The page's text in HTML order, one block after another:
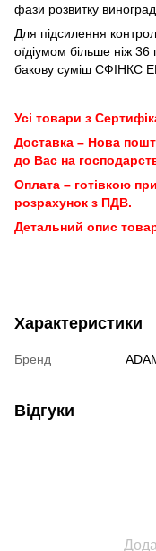
фази розвитку
Для підсилення
оїдіумом більше ніж
бакову суміш СФІНКС
Усі товари з
Доставка – Нова
до Вас на
Оплата – готівкою
розрахунок з ПДВ.
Детальний опис
Характеристики
Бренд
Відгуки